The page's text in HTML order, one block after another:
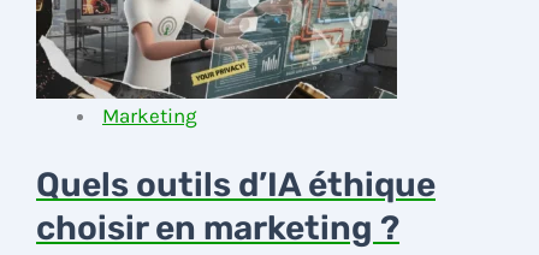
Marketing
Quels outils d’IA éthique
choisir en marketing ?